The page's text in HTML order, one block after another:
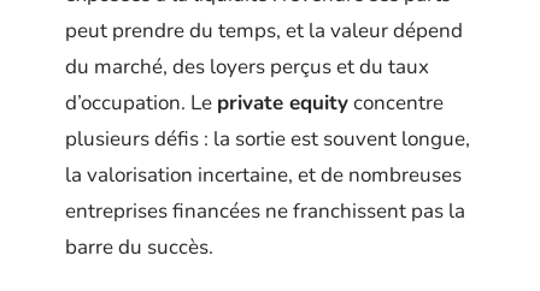
peut prendre du temps, et la valeur dépend
du marché, des loyers perçus et du taux
d’occupation. Le private equityconcentre
plusieurs défis : la sortie est souvent longue,
la valorisation incertaine, et de nombreuses
entreprises financées ne franchissent pas la
barre du succès.